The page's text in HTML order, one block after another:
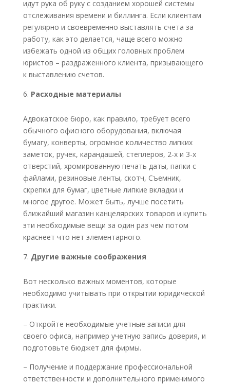
идут рука об руку с созданием хорошей системы
отслеживания времени и биллинга. Если клиентам
регулярно и своевременно выставлять счета за
работу, как это делается, чаще всего можно
избежать одной из общих головных проблем
юристов – раздраженного клиента, призывающего
к выставлению счетов.
Расходные материалы
Адвокатское бюро, как правило, требует всего
обычного офисного оборудования, включая
бумагу, конверты, огромное количество липких
заметок, ручек, карандашей, степлеров, 2-х и 3-х
отверстий, хромированную печать даты, папки с
файлами, резиновые ленты, скотч, Съемник,
скрепки для бумаг, цветные липкие вкладки и
многое другое. Может быть, лучше посетить
ближайший магазин канцелярских товаров и купить
эти необходимые вещи за один раз чем потом
краснеет что нет элементарного.
Другие важные соображения
Вот несколько важных моментов, которые
необходимо учитывать при открытии юридической
практики.
– Откройте необходимые учетные записи для
своего офиса, например учетную запись доверия, и
подготовьте бюджет для фирмы.
– Получение и поддержание профессиональной
ответственности и дополнительного применимого